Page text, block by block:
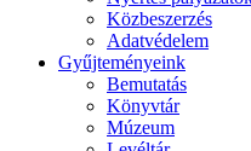
Közbeszerzés
Adatvédelem
Gyűjteményeink
Bemutatás
Könyvtár
Múzeum